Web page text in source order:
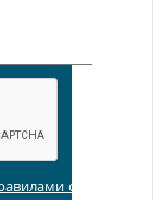
обработки